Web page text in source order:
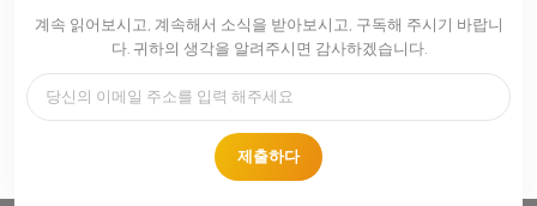
계속 읽어보시고, 계속해서 소식을 받아보시고, 구독해 주시기 바랍니
다. 귀하의 생각을 알려주시면 감사하겠습니다.
제출하다